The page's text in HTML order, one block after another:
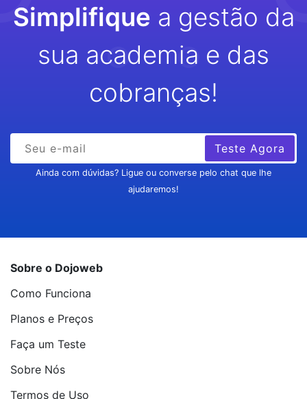
Simplifique a gestão da
sua academia e das
cobranças!
Teste Agora
Ainda com dúvidas? Ligue ou converse pelo chat que lhe
ajudaremos!
Sobre o Dojoweb
Como Funciona
Planos e Preços
Faça um Teste
Sobre Nós
Termos de Uso